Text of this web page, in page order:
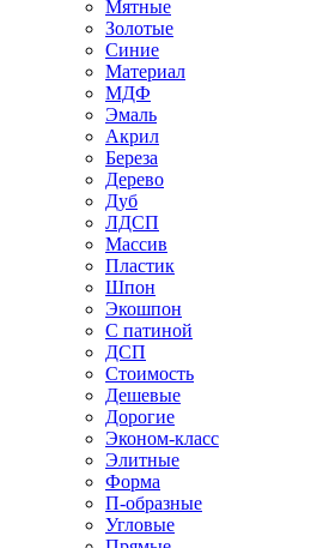
Мятные
Золотые
Синие
Материал
МДФ
Эмаль
Акрил
Береза
Дерево
Дуб
ЛДСП
Массив
Пластик
Шпон
Экошпон
С патиной
ДСП
Стоимость
Дешевые
Дорогие
Эконом-класс
Элитные
Форма
П-образные
Угловые